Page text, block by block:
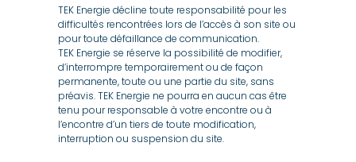
TEK Energie décline toute responsabilité pour les
difficultés rencontrées lors de l’accès à son site ou
pour toute défaillance de communication.
TEK Energie se réserve la possibilité de modifier,
d’interrompre temporairement ou de façon
permanente, toute ou une partie du site, sans
préavis. TEK Energie ne pourra en aucun cas être
tenu pour responsable à votre encontre ou à
l’encontre d’un tiers de toute modification,
interruption ou suspension du site.